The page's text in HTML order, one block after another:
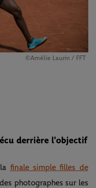
©Amélie Laurin / FFT
derrière l'objectif
finale simple filles de
photographes sur les